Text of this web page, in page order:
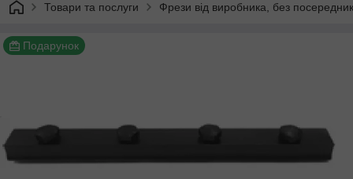
Товари та послуги Фрези від виробника, без
Подарунок